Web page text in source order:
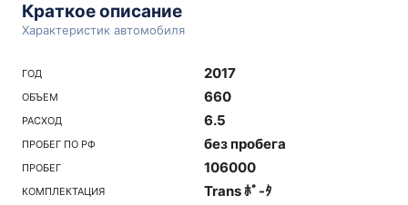
Краткое описание
Характеристик автомобиля
ГОД 2017
ОБЪЕМ 660
РАСХОД 6.5
ПРОБЕГ ПО РФ без пробега
ПРОБЕГ 106000
КОМПЛЕКТАЦИЯ Trans ﾎﾟ-ﾀ